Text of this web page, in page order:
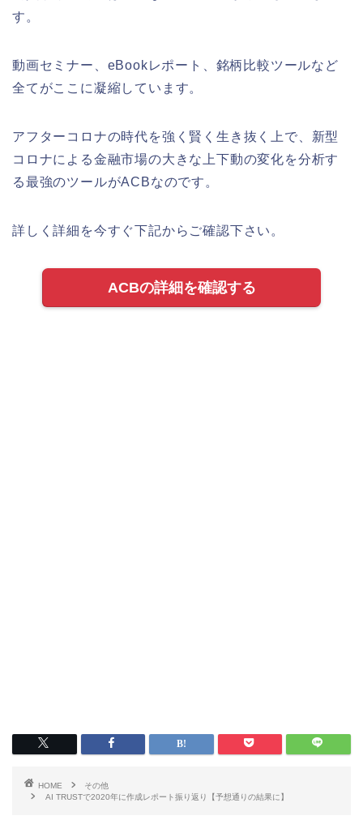
す。
動画セミナー、eBookレポート、銘柄比較ツールなど
全てがここに凝縮しています。
アフターコロナの時代を強く賢く生き抜く上で、新型
コロナによる金融市場の大きな上下動の変化を分析す
る最強のツールがACBなのです。
詳しく詳細を今すぐ下記からご確認下さい。
ACBの詳細を確認する
HOME
その他
AI TRUSTで2020年に作成レポート振り返り【予想通りの結果に】